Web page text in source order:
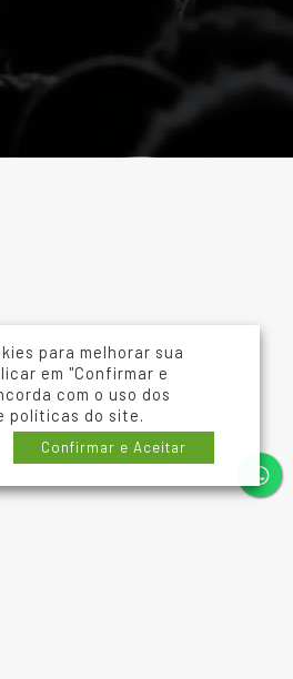
para melhorar sua
em "Confirmar e
com o uso dos
políticas do site.
Confirmar e Aceitar